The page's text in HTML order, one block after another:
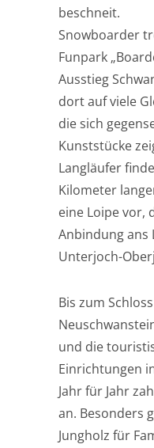
beschneit.
Snowboarder
Funpark
Ausstieg
dort auf viele
die sich
Kunststücke
Langläufer
Kilometer
eine Loipe vor,
Anbindung ans
Unterjoch-
Bis zum Schloss
und die
Einrichtungen
Jahr für Jahr
an. Besonders
Jungholz für